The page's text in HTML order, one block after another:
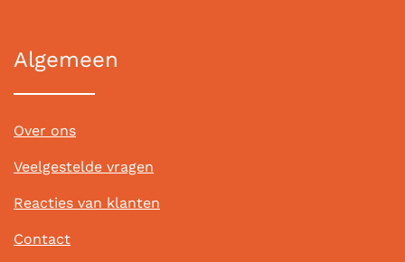
Algemeen
Over ons
Veelgestelde vragen
Reacties van klanten
Contact